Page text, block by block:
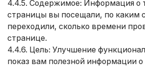
4.4.5. Содержимое: Информация о
страницы вы посещали, по каким
переходили, сколько времени
странице.
4.4.6. Цель: Улучшение
показ вам полезной информации о